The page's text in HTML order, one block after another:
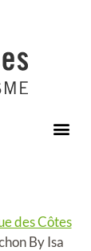
des Côtes
By Isa